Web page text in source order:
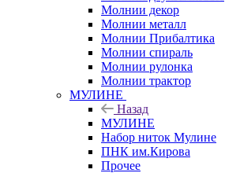
Молнии декор
Молнии металл
Молнии Прибалтика
Молнии спираль
Молнии рулонка
Молнии трактор
МУЛИНЕ
Назад
МУЛИНЕ
Набор ниток Мулине
ПНК им.Кирова
Прочее